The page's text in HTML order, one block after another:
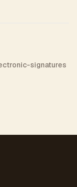
signatures